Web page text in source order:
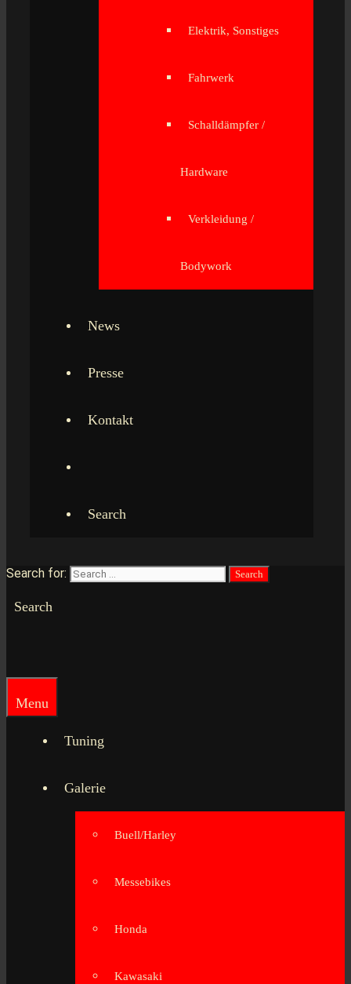
Elektrik, Sonstiges
Fahrwerk
Schalldämpfer /
Hardware
Verkleidung /
Bodywork
News
Presse
Kontakt
Search
Search for:
Search
Menu
Tuning
Galerie
Buell/Harley
Messebikes
Honda
Kawasaki